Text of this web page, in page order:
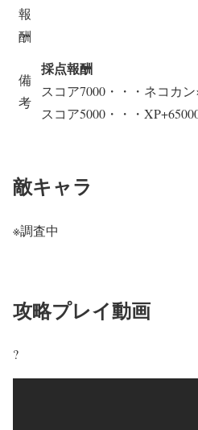
報
酬
備
考
採点報酬
スコア7000・・・ネコカ
スコア5000・・・
敵キャラ
※調査中
攻略プレイ動画
?